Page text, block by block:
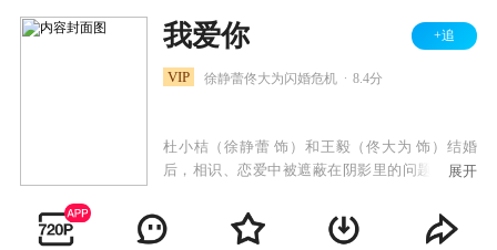
我爱你 +追
VIP 徐静蕾佟大为闪婚危机 8.4分
杜小桔（徐静蕾 饰）和王毅（佟大为 饰）结婚
后，相识、恋爱中被遮蔽在阴影里的问题全曝光
是爱情的立方级，“神经兮兮”地整日要王毅说“我
爱你”，王毅认为爱情同请客吃饭没本质区别，结
展开